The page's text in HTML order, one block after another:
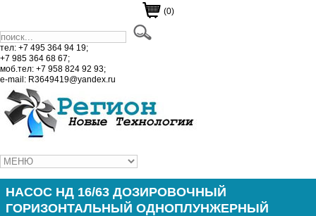
(0)
тел: +7 495 364 94 19;
+7 985 364 68 67;
моб.тел: +7 958 824 92 93;
e-mail: R3649419@yandex.ru
НАСОС НД 16/63 ДОЗИРОВОЧНЫЙ
ГОРИЗОНТАЛЬНЫЙ ОДНОПЛУНЖЕРНЫЙ